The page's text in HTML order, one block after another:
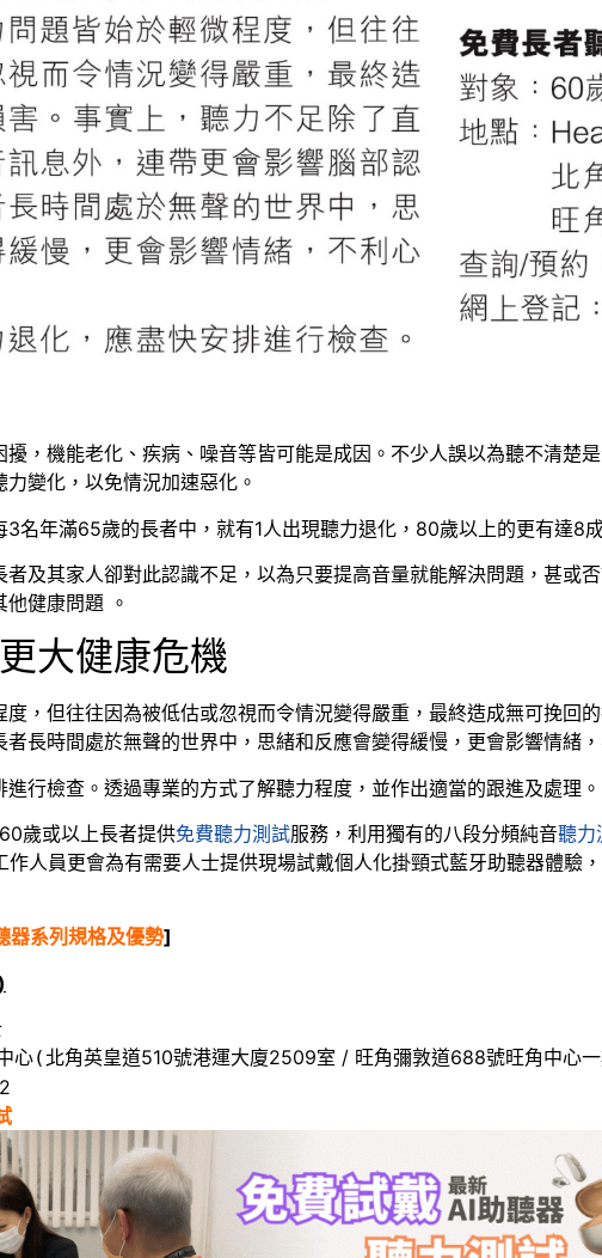
，機能老化、疾病、噪音等皆可能是成因。不少人誤以為聽不清楚
變化，以免情況加速惡化。
名年滿65歲的長者中，就有1人出現聽力退化，80歲以上的更有達8
及其家人卻對此認識不足，以為只要提高音量就能解決問題，甚或
健康問題 。
大健康危機
，但往往因為被低估或忽視而令情況變得嚴重，最終造成無可挽回
長時間處於無聲的世界中，思緒和反應會變得緩慢，更會影響情緒
行檢查。透過專業的方式了解聽力程度，並作出適當的跟進及處理。
歲或以上長者提供免費聽力測試服務，利用獨有的八段分頻純音聽力
人員更會為有需要人士提供現場試戴個人化掛頸式藍牙助聽器體驗
器系列規格及優勢]
心( 北角英皇道510號港運大廈2509室 / 旺角彌敦道688號旺角中心